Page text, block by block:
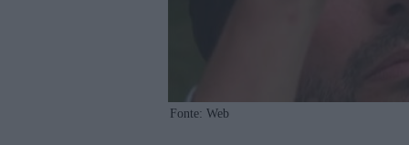
Fonte: Web